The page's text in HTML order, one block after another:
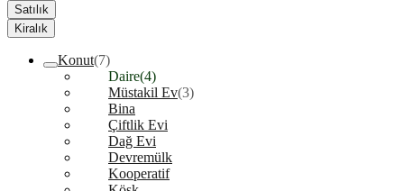
Satılık
Kiralık
Konut(7)
Daire(4)
Müstakil Ev(3)
Bina
Çiftlik Evi
Dağ Evi
Devremülk
Kooperatif